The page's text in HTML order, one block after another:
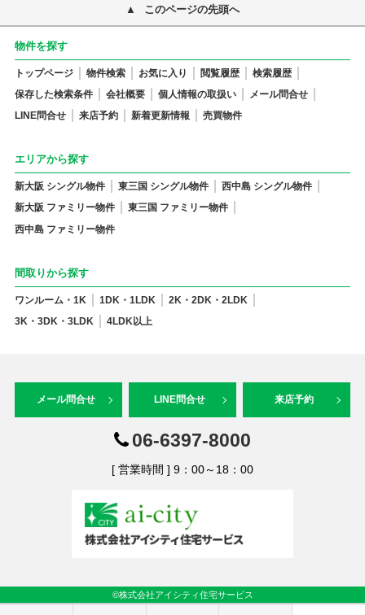
このページの先頭へ
物件を探す
トップページ 物件検索 お気に入り 閲覧履歴
検索履歴
保存した検索条件
会社概要 個人情報の取扱い
メール問合せ
LINE問合せ
来店予約 新着更新情報 売買物件
エリアから探す
新大阪 シングル物件 東三国 シングル物件
西中島 シングル物件
新大阪 ファミリー物件
東三国 ファミリー物件
西中島 ファミリー物件
間取りから探す
ワンルーム・1K 1DK・1LDK
2K・2DK・2LDK
3K・3DK・3LDK
4LDK以上
メール問合せ LINE問合せ 来店予約
06-6397-8000
[ 営業時間 ] 9：00～18：00
©株式会社アイシティ住宅サービス